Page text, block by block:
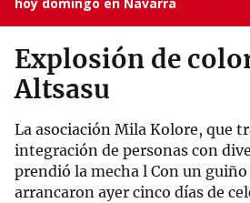
Explosión de
Altsasu
La asociación Mila Kolore, que
integración de personas con
prendió la mecha l Con un
arrancaron ayer cinco días de